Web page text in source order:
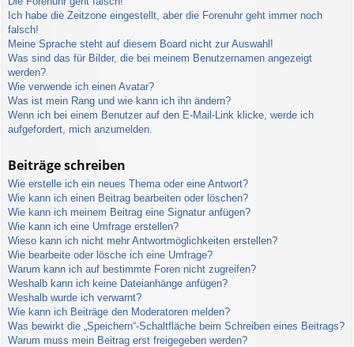
Ich habe die Zeitzone eingestellt, aber die Forenuhr geht immer noch
falsch!
Meine Sprache steht auf diesem Board nicht zur Auswahl!
Was sind das für Bilder, die bei meinem Benutzernamen angezeigt
werden?
Wie verwende ich einen Avatar?
Was ist mein Rang und wie kann ich ihn ändern?
Wenn ich bei einem Benutzer auf den E-Mail-Link klicke, werde ich
aufgefordert, mich anzumelden.
Beiträge schreiben
Wie erstelle ich ein neues Thema oder eine Antwort?
Wie kann ich einen Beitrag bearbeiten oder löschen?
Wie kann ich meinem Beitrag eine Signatur anfügen?
Wie kann ich eine Umfrage erstellen?
Wieso kann ich nicht mehr Antwortmöglichkeiten erstellen?
Wie bearbeite oder lösche ich eine Umfrage?
Warum kann ich auf bestimmte Foren nicht zugreifen?
Weshalb kann ich keine Dateianhänge anfügen?
Weshalb wurde ich verwarnt?
Wie kann ich Beiträge den Moderatoren melden?
Was bewirkt die „Speichern“-Schaltfläche beim Schreiben eines Beitrags?
Warum muss mein Beitrag erst freigegeben werden?